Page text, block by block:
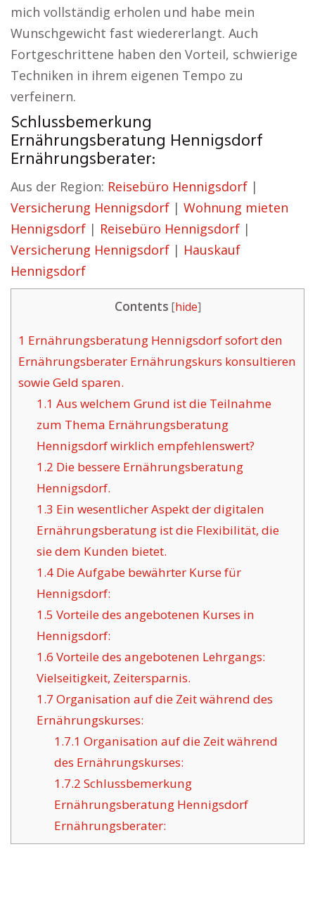
mich vollständig erholen und habe mein
Wunschgewicht fast wiedererlangt. Auch
Fortgeschrittene haben den Vorteil, schwierige
Techniken in ihrem eigenen Tempo zu
verfeinern.
Schlussbemerkung
Ernährungsberatung Hennigsdorf
Ernährungsberater:
Aus der Region: Reisebüro Hennigsdorf |
Versicherung Hennigsdorf | Wohnung mieten
Hennigsdorf | Reisebüro Hennigsdorf |
Versicherung Hennigsdorf | Hauskauf
Hennigsdorf
Contents [hide]
1 Ernährungsberatung Hennigsdorf sofort den
Ernährungsberater Ernährungskurs konsultieren
sowie Geld sparen.
1.1 Aus welchem Grund ist die Teilnahme
zum Thema Ernährungsberatung
Hennigsdorf wirklich empfehlenswert?
1.2 Die bessere Ernährungsberatung
Hennigsdorf.
1.3 Ein wesentlicher Aspekt der digitalen
Ernährungsberatung ist die Flexibilität, die
sie dem Kunden bietet.
1.4Die Aufgabe bewährter Kurse für
Hennigsdorf:
1.5 Vorteile des angebotenen Kurses in
Hennigsdorf:
1.6 Vorteile des angebotenen Lehrgangs:
Vielseitigkeit, Zeitersparnis.
1.7 Organisation auf die Zeit während des
Ernährungskurses:
1.7.1 Organisation auf die Zeit während
des Ernährungskurses:
1.7.2 Schlussbemerkung
Ernährungsberatung Hennigsdorf
Ernährungsberater: